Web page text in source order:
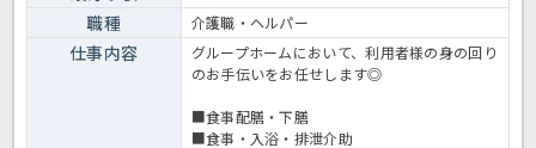
職種 介護職・ヘルパー
仕事内容
グループホームにおいて、利用者様の身の回り
のお手伝いをお任せします◎
■食事配膳・下膳
■食事・入浴・排泄介助